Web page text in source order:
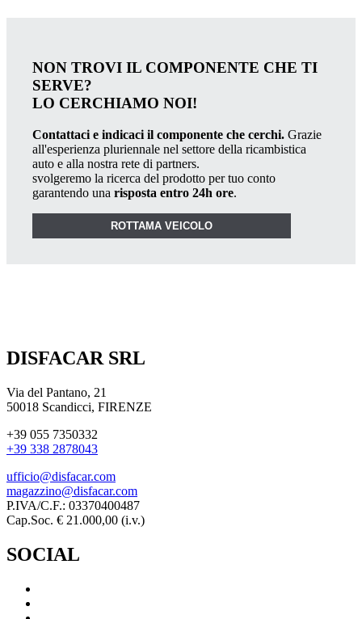
NON TROVI IL COMPONENTE CHE TI
SERVE?
LO CERCHIAMO NOI!
Contattaci e indicaci il componente che cerchi. Grazie
all'esperienza pluriennale nel settore della ricambistica
auto e alla nostra rete di partners.
svolgeremo la ricerca del prodotto per tuo conto
garantendo una risposta entro 24h ore.
ROTTAMA VEICOLO
DISFACAR SRL
Via del Pantano, 21
50018 Scandicci, FIRENZE
+39 055 7350332
+39 338 2878043
ufficio@disfacar.com
magazzino@disfacar.com
P.IVA/C.F.: 03370400487
Cap.Soc. € 21.000,00 (i.v.)
SOCIAL